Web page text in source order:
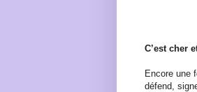
C’est cher
Encore une
défend,